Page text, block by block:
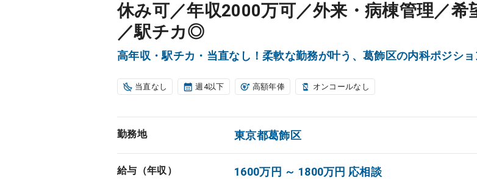
休み可／年収2000万可／外来・病棟管理／
／駅チカ◎
高年収・駅チカ・当直なし！柔軟な勤務が叶う、葛飾区の内科ポジショ
当直なし 週4以下 高額年俸 オンコールなし
勤務地 東京都葛飾区
給与（年収） 1600万円 ～ 1800万円 応相談